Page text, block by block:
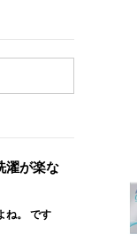
濯が楽な
ね。 です